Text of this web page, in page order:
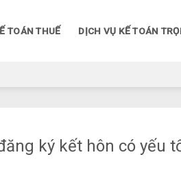
TOÁN THUẾ DỊCH VỤ KẾ TOÁN
ký kết hôn có yếu